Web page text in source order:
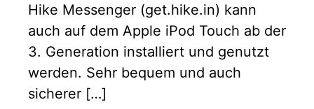
Hike Messenger (get.hike.in) kann
auch auf dem Apple iPod Touch ab der
3. Generation installiert und genutzt
werden. Sehr bequem und auch
sicherer […]